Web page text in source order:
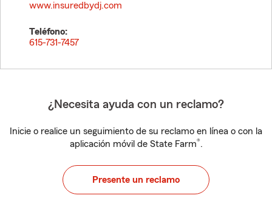
www.insuredbydj.com
Teléfono:
615-731-7457
¿Necesita ayuda con un reclamo?
Inicie o realice un seguimiento de su reclamo en línea o con la
aplicación móvil de State Farm®.
Presente un reclamo